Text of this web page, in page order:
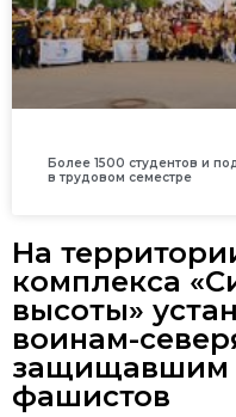
Более 1500 студентов и
в трудовом семестре
На
комплекса
высоты»
воинам-
защищавшим
фашистов